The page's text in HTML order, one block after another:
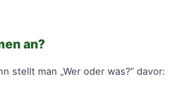
an?
man „Wer oder was?“ davor: